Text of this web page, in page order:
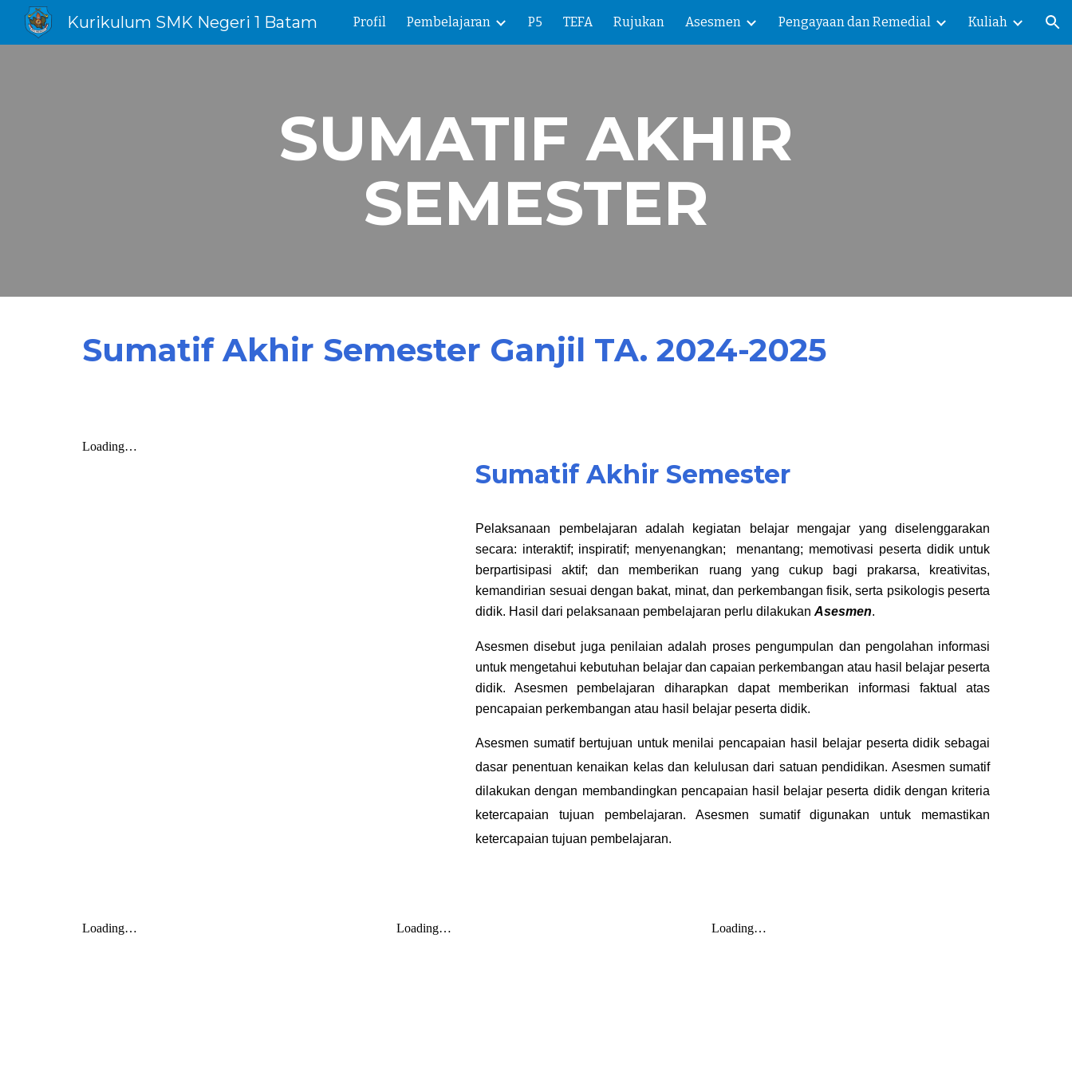
Skip to main content Skip to navigation
Kurikulum SMK Negeri 1 Batam Profil Pembelajaran P5 TEFA Rujukan Asesmen Pengayaan dan Remedial Kuliah
SUMATIFAKHIR
SEMESTER
Sumatif Akhir Semester Ganjil TA. 2024-2025
Sumatif Akhir Semester
Pelaksanaan pembelajaran adalah kegiatan belajar mengajar yang diselenggarakan
secara: interaktif; inspiratif; menyenangkan; menantang; memotivasi peserta didik untuk
berpartisipasi aktif; dan memberikan ruang yang cukup bagi prakarsa, kreativitas,
kemandirian sesuai dengan bakat, minat, dan perkembangan fisik, serta psikologis peserta
didik. Hasil dari pelaksanaan pembelajaran perlu dilakukanAsesmen.
Asesmen disebut juga penilaian adalah proses pengumpulan dan pengolahan informasi
untuk mengetahui kebutuhan belajar dan capaian perkembangan atau hasil belajar peserta
didik. Asesmen pembelajaran diharapkan dapat memberikan informasi faktual atas
pencapaian perkembangan atau hasil belajar peserta didik.
Asesmen sumatif bertujuan untuk menilai pencapaian hasil belajar peserta didik sebagai
dasar penentuan kenaikan kelas dan kelulusan dari satuan pendidikan. Asesmen sumatif
dilakukan dengan membandingkan pencapaian hasil belajar peserta didik dengan kriteria
ketercapaian tujuan pembelajaran. Asesmen sumatif digunakan untuk memastikan
ketercapaian tujuan pembelajaran.